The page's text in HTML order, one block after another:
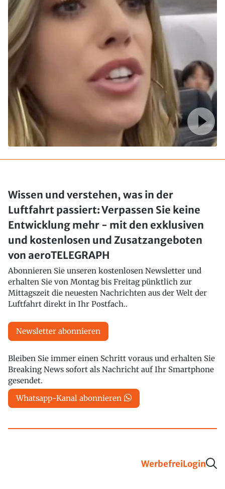
Wissen und verstehen, was in der
Luftfahrt passiert: Verpassen Sie keine
Entwicklung mehr - mit den exklusiven
und kostenlosen und Zusatzangeboten
von aeroTELEGRAPH
Abonnieren Sie unseren kostenlosen Newsletter und
erhalten Sie von Montag bis Freitag pünktlich zur
Mittagszeit die neuesten Nachrichten aus der Welt der
Luftfahrt direkt in Ihr Postfach..
Newsletter abonnieren
Bleiben Sie immer einen Schritt voraus und erhalten Sie
Breaking News sofort als Nachricht auf Ihr Smartphone
gesendet.
Whatsapp-Kanal abonnieren
WerbefreiLogin